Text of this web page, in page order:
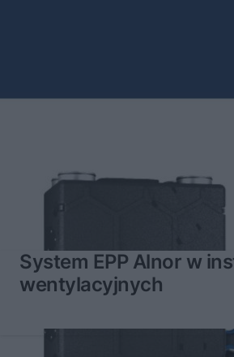
System EPP Alnor w
wentylacyjnych